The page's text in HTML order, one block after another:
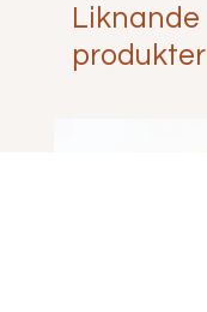
Liknande
produkter